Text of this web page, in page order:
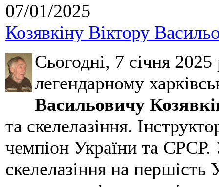
07/01/2025
Козявкіну Віктору
Сьогодні, 7 січня
легендарному
Васильовичу
та скелелазіння.
чемпіон України та СРСР.
скелелазіння на